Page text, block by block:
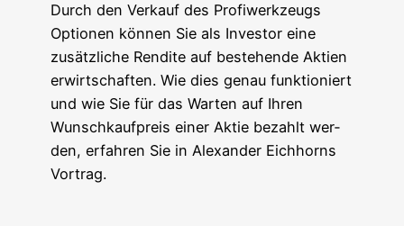
Durch den Ver­kauf des Pro­fi­werk­zeugs
Optio­nen kön­nen Sie als Inves­tor eine
zusätz­li­che Ren­di­te auf bestehen­de Akti­en
erwirt­schaf­ten. Wie dies genau funk­tio­niert
und wie Sie für das War­ten auf Ihren
Wunsch­kauf­preis einer Aktie bezahlt wer­
den, erfah­ren Sie in Alex­an­der Eich­horns
Vortrag.